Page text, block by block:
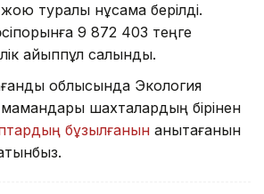
туралы нұсқама берілді.
9 872 403 теңге
айыппұл салынды.
облысында Экология
мамандары шахталардың бірінен
бұзылғанын анықтағанын